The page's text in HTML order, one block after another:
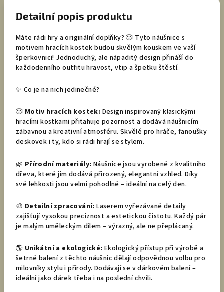
Detailní popis produktu
Máte rádi hry a originální doplňky? 🎲 Tyto náušnice s
motivem hracích kostek budou skvělým kouskem ve vaší
šperkovnici! Jednoduchý, ale nápaditý design přináší do
každodenního outfitu hravost, vtip a špetku štěstí.
✨ Co je na nich jedinečné?
🎲 Motiv hracích kostek: Design inspirovaný klasickými
hracími kostkami přitahuje pozornost a dodává náušnicím
zábavnou a kreativní atmosféru. Skvělé pro hráče, fanoušky
deskovek i ty, kdo si rádi hrají se stylem.
🌿 Přírodní materiály: Náušnice jsou vyrobené z kvalitního
dřeva, které jim dodává přirozený, elegantní vzhled. Díky
své lehkosti jsou velmi pohodlné – ideální na celý den.
🎨 Detailní zpracování: Laserem vyřezávané detaily
zajišťují vysokou preciznost a estetickou čistotu. Každý pár
je malým uměleckým dílem – výrazný, ale ne přeplácaný.
🌎 Unikátní a ekologické: Ekologický přístup při výrobě a
šetrné balení z těchto náušnic dělají odpovědnou volbu pro
milovníky stylu i přírody. Dodávají se v dárkovém balení –
ideální jako dárek třeba i na poslední chvíli.